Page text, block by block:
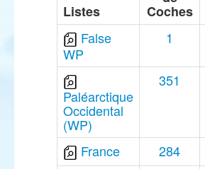
Listes Coches
False
WP
1
Paléarctique
Occidental
(WP)
351
France 284